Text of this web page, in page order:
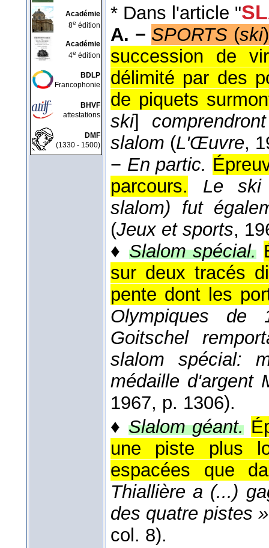
Académie
8e édition
Académie
4e édition
BDLP
Francophonie
BHVF
attestations
DMF
(1330 - 1500)
* Dans l'article "
A. − SPORTS (ski
succession de
délimité par des
de piquets
ski]
slalom (L'Œuvre,
− En partic.
parcours.
Le ski
slalom) fut
(Jeux et sports,
♦ Slalom spécial.
sur deux tracés
pente dont les
Olympiques
Goitschel
slalom spécial:
médaille d'argent
1967, p. 1306).
♦ Slalom géant.
une piste plus
espacées que
Thiallière a (...)
des quatre pistes
col. 8).